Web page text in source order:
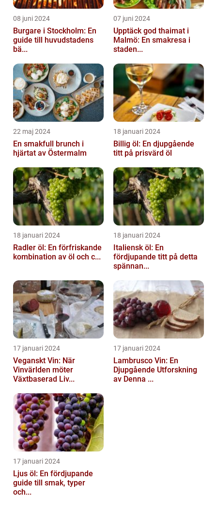
08 juni 2024
Burgare i Stockholm: En
guide till huvudstadens
bä...
07 juni 2024
Upptäck god thaimat i
Malmö: En smakresa i
staden...
22 maj 2024
En smakfull brunch i
hjärtat av Östermalm
18 januari 2024
Billig öl: En djupgående
titt på prisvärd öl
18 januari 2024
Radler öl: En förfriskande
kombination av öl och c...
18 januari 2024
Italiensk öl: En
fördjupande titt på detta
spännan...
17 januari 2024
Veganskt Vin: När
Vinvärlden möter
Växtbaserad Liv...
17 januari 2024
Lambrusco Vin: En
Djupgående Utforskning
av Denna ...
17 januari 2024
Ljus öl: En fördjupande
guide till smak, typer
och...